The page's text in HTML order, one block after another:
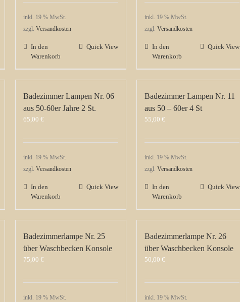
inkl. 19 % MwSt.
zzgl. Versandkosten
In den
Warenkorb
Quick View
inkl. 19 % MwSt.
zzgl. Versandkosten
In den
Warenkorb
Quick View
Badezimmer Lampen Nr. 06
aus 50-60er Jahre 2 St.
65,00 €
inkl. 19 % MwSt.
zzgl. Versandkosten
In den
Warenkorb
Quick View
Badezimmer Lampen Nr. 11
aus 50 – 60er 4 St
55,00 €
inkl. 19 % MwSt.
zzgl. Versandkosten
In den
Warenkorb
Quick View
Badezimmerlampe Nr. 25
über Waschbecken Konsole
75,00 €
inkl. 19 % MwSt.
Badezimmerlampe Nr. 26
über Waschbecken Konsole
50,00 €
inkl. 19 % MwSt.